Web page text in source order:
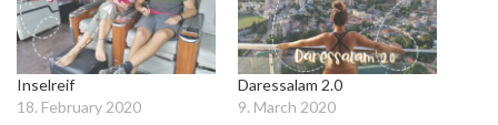
Inselreif
18. February 2020
Daressalam 2.0
9. March 2020